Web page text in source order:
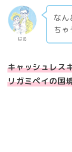
はる
なん
ちゃ
キャッシュレス
リガミペイの国